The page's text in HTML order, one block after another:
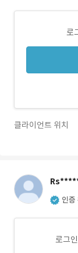
로
클라이언트 위치
인증
로그